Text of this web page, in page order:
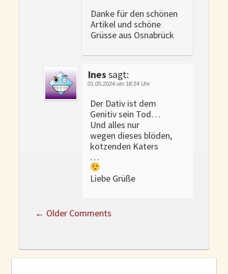
Danke für den schönen
Artikel und schöne
Grüsse aus Osnabrück
Ines sagt:
01.05.2024 um 18:24 Uhr
Der Dativ ist dem
Genitiv sein Tod…
Und alles nur
wegen dieses blöden,
kotzenden Katers
…
Liebe Grüße
← Older Comments